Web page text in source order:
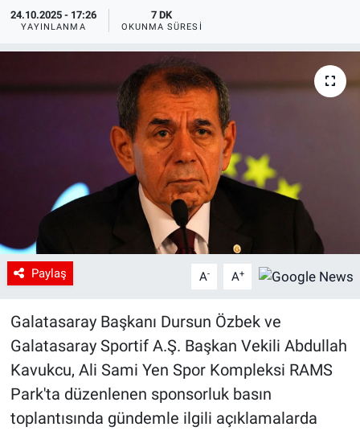
24.10.2025 - 17:26
YAYINLANMA
7 DK
OKUNMA SÜRESI
Paylaş A- A+
Galatasaray Başkanı Dursun Özbek ve
Galatasaray Sportif A.Ş. Başkan Vekili Abdullah
Kavukcu, Ali Sami Yen Spor Kompleksi RAMS
Park'ta düzenlenen sponsorluk basın
toplantısında gündemle ilgili açıklamalarda